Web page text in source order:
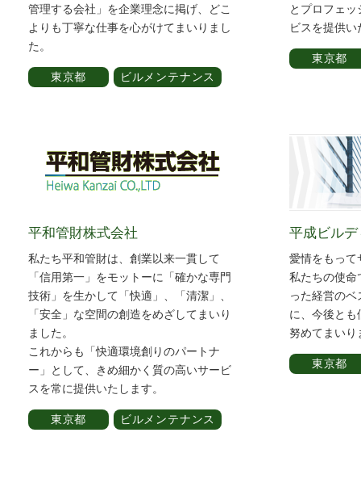
管理する会社」を企業理念に掲げ、どこ
よりも丁寧な仕事を心がけてまいりまし
た。
東京都 ビルメンテナンス
とプロフェ
ビスを提供
東京都
平和管財株式会社
私たち平和管財は、創業以来一貫して
「信用第一」をモットーに「確かな専門
技術」を生かして「快適」、「清潔」、
「安全」な空間の創造をめざしてまいり
ました。
これからも「快適環境創りのパートナ
ー」として、きめ細かく質の高いサービ
スを常に提供いたします。
東京都 ビルメンテナンス
平成ビル
愛情をもって
私たちの使命
った経営の
に、今後と
努めてまいり
東京都